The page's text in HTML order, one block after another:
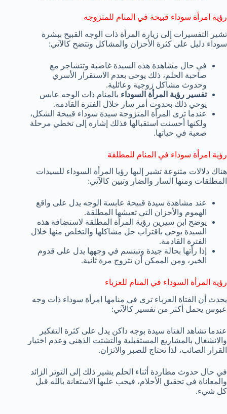
رؤية امرأة سوداء قبيحة في المنام للمتزوجه
تشير التفسيرات إلى زيارة المرأة ذات الوجه القبيح ببشرة
سوداء دليل على كثرة الأحزان والمشاكل وتتضح كالآتي:
في حال مشاهدة هذه السيدة غاضبة وتتشاجر مع
صاحبة الحلم، ذلك يوحى بعدم الاستقرار الأسري
وحدوث مشاكل زوجية وعائلية.
تفسير رؤية المرأة السوداء بالمنام ذات الوجه عابس
يوحي ذلك بحدوث أمر سار خلال الفترة القادمة.
عندما ترى المرأة المتزوجة سيدة سوداء قبيحة الشكل،
ولكنها أحسنت استقبالها فذلك إشارة إلى تخطي مرحلة
صعبة في حياتها.
رؤية امرأة سوداء في المنام للمطلقة
هناك دلالات متنوعة تشير إليها رؤيا المرأة السوداء للسيدات
المطلقات ومنها السار والضار وتبين كالآتي:
عند مشاهدة سيدة قبيحة عابسة الوجه يدل على واقع
الهموم والأحزان التي تعيشها المطلقة.
يوضح ابن سيرين رؤية المرأة المطلقة لاستضافة هذه
السيدة يوحي باقتراب حل مشاكلها والتخلص منها خلال
الفترة القادمة.
إذا رأتها بحالة جيدة وتبتسم في وجهها يدل على قدوم
الخير، ومن الممكن أن تتزوج مرة ثانية.
رؤية المرأة السوداء في المنام للعزباء
يحدث أن الفتاة العزباء ترى في منامها امرأة سوداء ذات وجه
عبوس يحمل أكثر من تفسير كالآتي:
عندما تشاهد الفتاة سيدة بوجه داكن يدل على كثرة التفكير
والانشغال بالمشاريع المستقبلية والتشتت الذهني وعدم اختيار
القرار الصائب، لذا تحتاج للصبر والاتزان.
في حال حدوث مطاردة أثناء الحلم يشير ذلك إلى التوتر الزائد
والمعاناة في تحقيق الأحلام، فيجب عليها الاستعانة بالله قبل
كل شيء.